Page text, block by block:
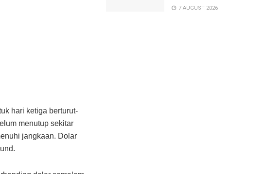
hari ketiga berturut-
menutup sekitar
jangkaan. Dolar
7 AUGUST 2026